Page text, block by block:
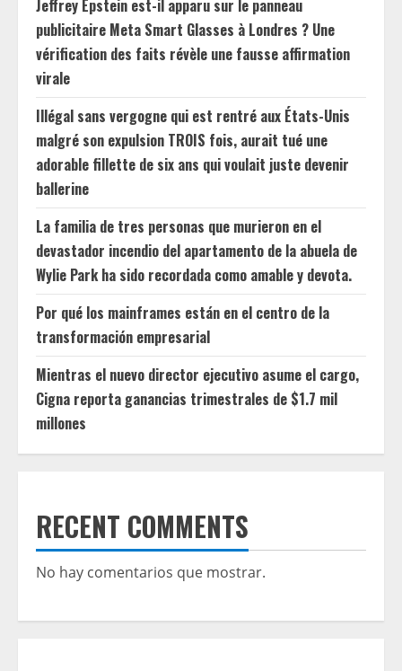
Jeffrey Epstein est-il apparu sur le panneau
publicitaire Meta Smart Glasses à Londres ? Une
vérification des faits révèle une fausse affirmation
virale
Illégal sans vergogne qui est rentré aux États-Unis
malgré son expulsion TROIS fois, aurait tué une
adorable fillette de six ans qui voulait juste devenir
ballerine
La familia de tres personas que murieron en el
devastador incendio del apartamento de la abuela de
Wylie Park ha sido recordada como amable y devota.
Por qué los mainframes están en el centro de la
transformación empresarial
Mientras el nuevo director ejecutivo asume el cargo,
Cigna reporta ganancias trimestrales de $1.7 mil
millones
RECENT COMMENTS
No hay comentarios que mostrar.